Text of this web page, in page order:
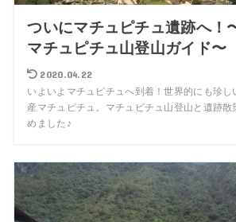
ついにマチュピチュ遺跡へ！
マチュピチュ山登山ガイド〜
2020.04.22
いよいよマチュピチュへ到着！世界的にも珍し
産マチュピチュ。マチュピチュ山登山と遺跡散
めました♪